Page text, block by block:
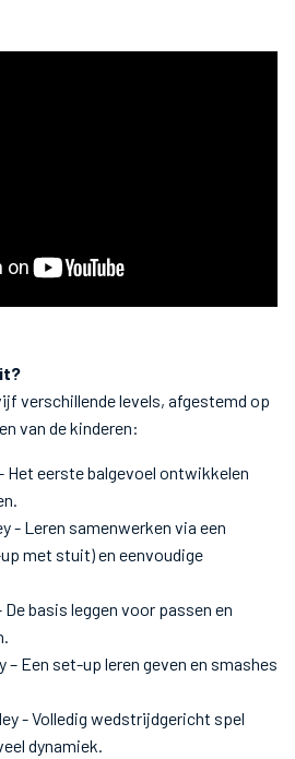
verschillende levels, afgestemd op
van de kinderen:
Het eerste balgevoel ontwikkelen
- Leren samenwerken via een
met stuit) en eenvoudige
basis leggen voor passen en
– Een set-up leren geven en smashes
- Volledig wedstrijdgericht spel
dynamiek.